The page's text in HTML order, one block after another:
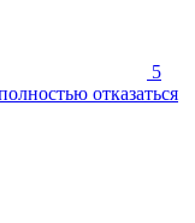
5
отказаться